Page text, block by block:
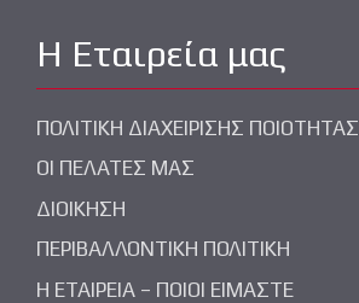
Η Εταιρεία μας
ΠΟΛΙΤΙΚΗ ΔΙΑΧΕΙΡΙΣΗΣ ΠΟΙΟΤΗΤΑΣ
ΟΙ ΠΕΛΑΤΕΣ ΜΑΣ
ΔΙΟΙΚΗΣΗ
ΠΕΡΙΒΑΛΛΟΝΤΙΚΗ ΠΟΛΙΤΙΚΗ
Η ΕΤΑΙΡΕΙΑ – ΠΟΙΟΙ ΕΙΜΑΣΤΕ